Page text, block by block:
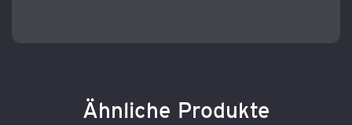
Ähnliche Produkte